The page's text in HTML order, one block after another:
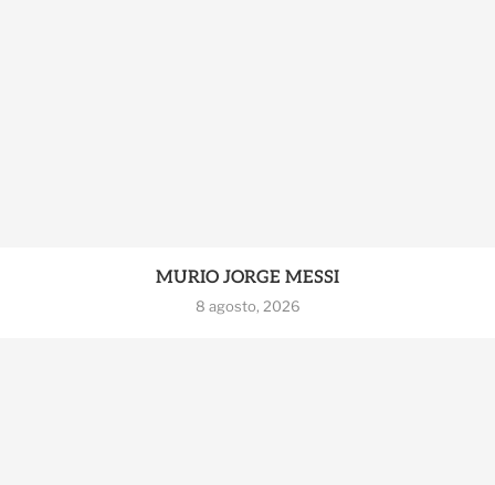
MURIO JORGE MESSI
8 agosto, 2026